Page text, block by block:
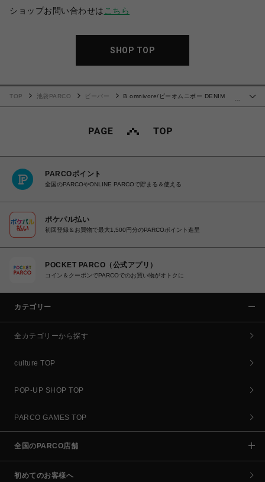
ショップお問い合わせは こちら
SHOP TOP
TOP 池袋PARCO ビーバー
B omnivore/ビーオムニボー DENIM
PARCOポイント
全国のPARCOやONLINE PARCOで貯まる＆使える
ポケパル払い
初回登録＆お買物で最大1,500円分のPARCOポイント進呈
POCKET PARCO（公式アプリ）
コイン＆クーポンでPARCOでのお買い物がオトクに
カテゴリー
全カテゴリーから探す
culture TOP
POP-UP SHOP TOP
PARCO GAMES TOP
全国のPARCO店舗
初めてのお客様へ